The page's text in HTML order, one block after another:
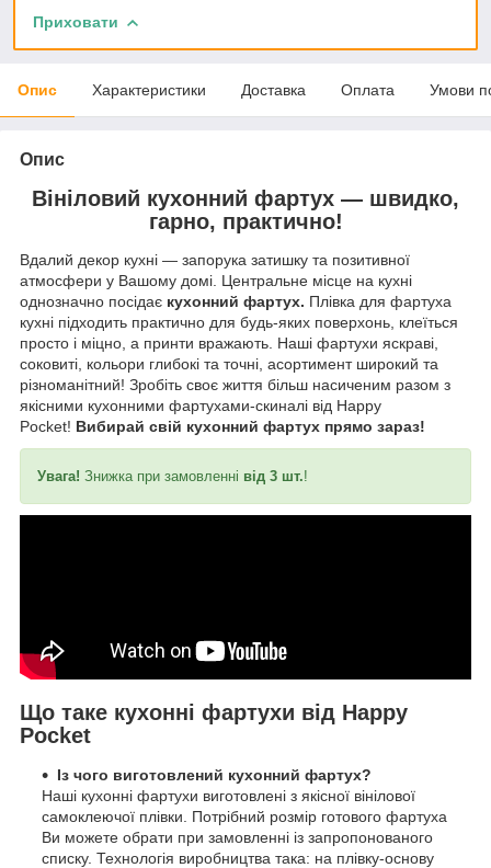
Приховати
Опис Характеристики Доставка Оплата Умови
Опис
Вініловий кухонний фартух — швидко,
гарно, практично!
Вдалий декор кухні — запорука затишку та позитивної
атмосфери у Вашому домі. Центральне місце на кухні
однозначно посідає кухонний фартух. Плівка для фартуха
кухні підходить практично для будь-яких поверхонь, клеїться
просто і міцно, а принти вражають. Наші фартухи яскраві,
соковиті, кольори глибокі та точні, асортимент широкий та
різноманітний! Зробіть своє життя більш насиченим разом з
якісними кухонними фартухами-скиналі від Happy
Pocket! Вибирай свій кухонний фартух прямо зараз!
Увага! Знижка при замовленні від 3 шт.!
Що таке кухонні фартухи від Happy
Pocket
Із чого виготовлений кухонний фартух?
Наші кухонні фартухи виготовлені з якісної вінілової
самоклеючої плівки. Потрібний розмір готового фартуха
Ви можете обрати при замовленні із запропонованого
списку. Технологія виробництва така: на плівку-основу